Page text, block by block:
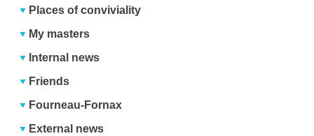
Places of conviviality
My masters
Internal news
Friends
Fourneau-Fornax
External news